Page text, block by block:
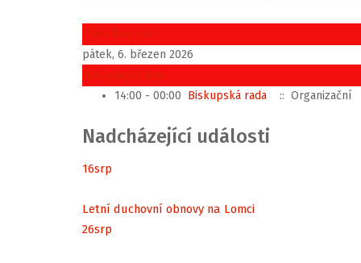
Předchozí den
pátek, 6. březen 2026
Následující den
14:00 - 00:00 Biskupská rada :: Organizační
Nadcházející události
16srp
Letní duchovní obnovy na Lomci
26srp